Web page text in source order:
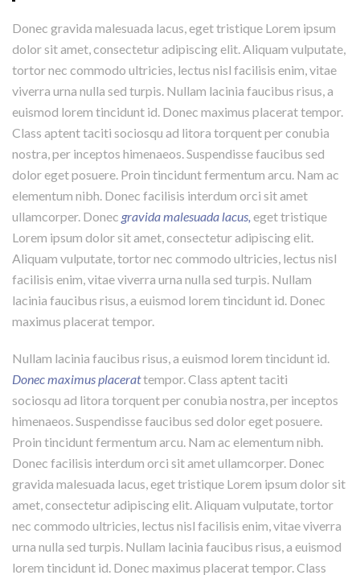
Donec gravida malesuada lacus, eget tristique Lorem ipsum
dolor sit amet, consectetur adipiscing elit. Aliquam vulputate,
tortor nec commodo ultricies, lectus nisl facilisis enim, vitae
viverra urna nulla sed turpis. Nullam lacinia faucibus risus, a
euismod lorem tincidunt id. Donec maximus placerat tempor.
Class aptent taciti sociosqu ad litora torquent per conubia
nostra, per inceptos himenaeos. Suspendisse faucibus sed
dolor eget posuere. Proin tincidunt fermentum arcu. Nam ac
elementum nibh. Donec facilisis interdum orci sit amet
ullamcorper. Donec gravida malesuada lacus, eget tristique
Lorem ipsum dolor sit amet, consectetur adipiscing elit.
Aliquam vulputate, tortor nec commodo ultricies, lectus nisl
facilisis enim, vitae viverra urna nulla sed turpis. Nullam
lacinia faucibus risus, a euismod lorem tincidunt id. Donec
maximus placerat tempor.
Nullam lacinia faucibus risus, a euismod lorem tincidunt id.
Donec maximus placerattempor. Class aptent taciti
sociosqu ad litora torquent per conubia nostra, per inceptos
himenaeos. Suspendisse faucibus sed dolor eget posuere.
Proin tincidunt fermentum arcu. Nam ac elementum nibh.
Donec facilisis interdum orci sit amet ullamcorper. Donec
gravida malesuada lacus, eget tristique Lorem ipsum dolor sit
amet, consectetur adipiscing elit. Aliquam vulputate, tortor
nec commodo ultricies, lectus nisl facilisis enim, vitae viverra
urna nulla sed turpis. Nullam lacinia faucibus risus, a euismod
lorem tincidunt id. Donec maximus placerat tempor. Class